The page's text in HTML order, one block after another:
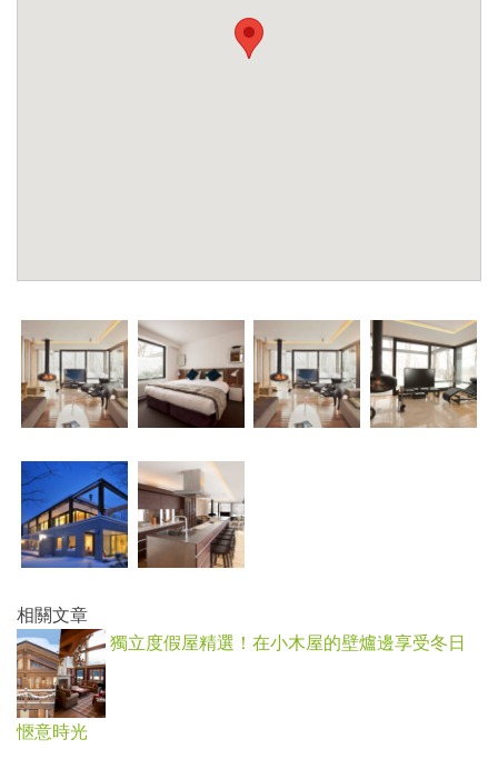
相關文章
獨立度假屋精選！在小木屋的壁爐邊享受冬日
愜意時光